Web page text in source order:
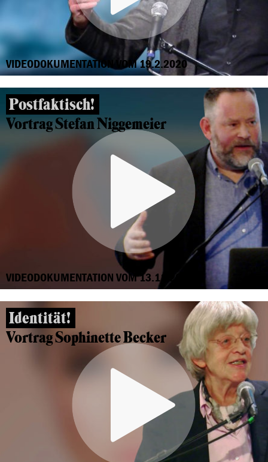
VIDEODOKUMENTATION VOM 19.2.2020
Postfaktisch!
Vortrag Stefan Niggemeier
VIDEODOKUMENTATION VOM 13.11.2018
Identität!
Vortrag Sophinette Becker